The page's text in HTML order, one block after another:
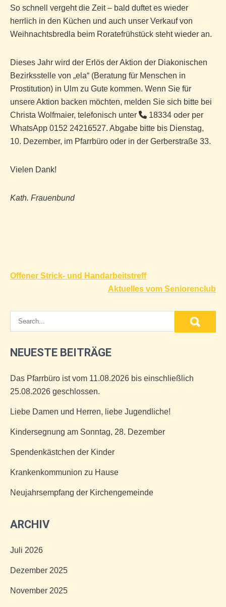
So schnell vergeht die Zeit – bald duftet es wieder
herrlich in den Küchen und auch unser Verkauf von
Weihnachtsbredla beim Roratefrühstück steht wieder an.
Dieses Jahr wird der Erlös der Aktion der Diakonischen
Bezirksstelle von „ela“ (Beratung für Menschen in
Prostitution) in Ulm zu Gute kommen. Wenn Sie für
unsere Aktion backen möchten, melden Sie sich bitte bei
Christa Wolfmaier, telefonisch unter
18334 oder per
WhatsApp 0152 24216527. Abgabe bitte bis Dienstag,
10. Dezember, im Pfarrbüro oder in der Gerberstraße 33.
Vielen Dank!
Kath. Frauenbund
Beitragsnavigation
Offener Strick- und Handarbeitstreff
Aktuelles vom Seniorenclub
NEUESTE BEITRÄGE
Das Pfarrbüro ist vom 11.08.2026 bis einschließlich
25.08.2026 geschlossen.
Liebe Damen und Herren, liebe Jugendliche!
Kindersegnung am Sonntag, 28. Dezember
Spendenkästchen der Kinder
Krankenkommunion zu Hause
Neujahrsempfang der Kirchengemeinde
ARCHIV
Juli 2026
Dezember 2025
November 2025